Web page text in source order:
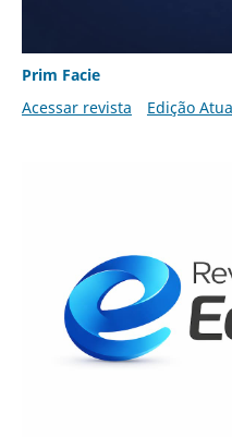
Prim Facie
Acessar revista
Edição